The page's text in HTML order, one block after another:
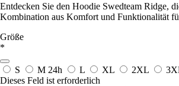
Entdecken Sie den Hoodie Swedteam Ridge,
Kombination aus Komfort und Funktionalität
Größe
*
S M 24h L XL 2XL
Dieses Feld ist erforderlich